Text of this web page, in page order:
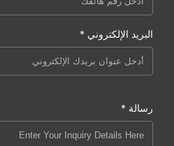
البريد الإلكتروني *
رسالة *